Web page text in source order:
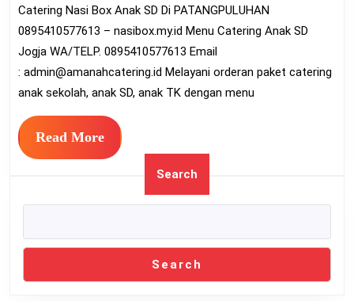
SD
Di
PATANGPULUHAN
0895410577613
Catering Nasi Box Anak SD Di PATANGPULUHAN
0895410577613 – nasibox.my.id Menu Catering Anak SD
Jogja WA/TELP. 0895410577613 Email
: admin@amanahcatering.id Melayani orderan paket catering
anak sekolah, anak SD, anak TK dengan menu
Read MoreRead
More
Search
Search